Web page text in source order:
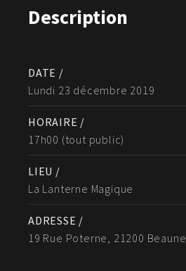
Description
DATE /
Lundi 23 décembre 2019
HORAIRE /
17h00 (tout public)
LIEU /
La Lanterne Magique
ADRESSE /
19 Rue Poterne, 21200 Beaune